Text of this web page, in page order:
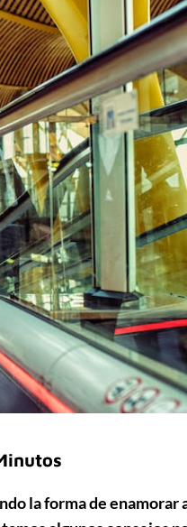
la forma de enamorar